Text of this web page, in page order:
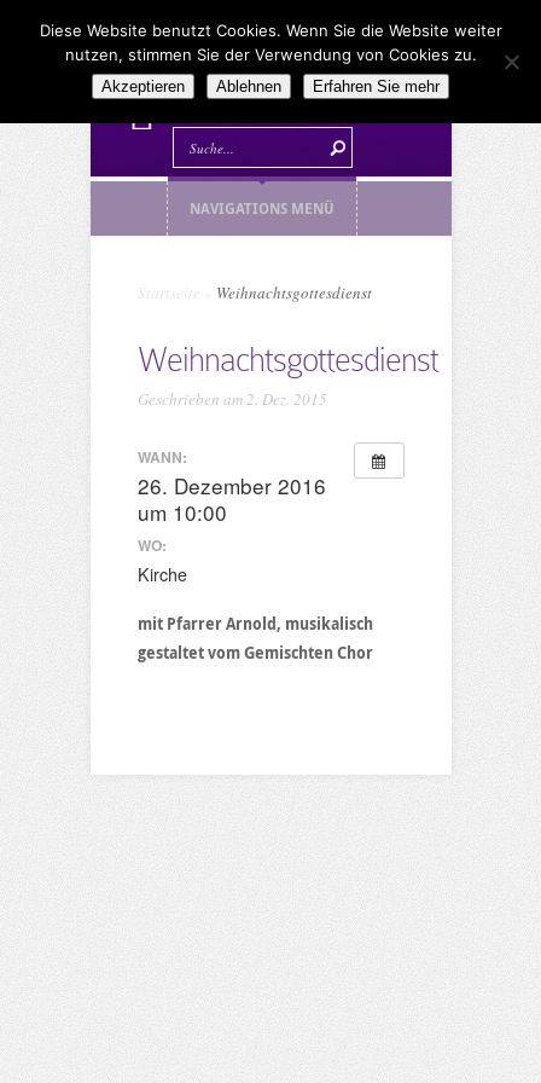
NAVIGATIONS MENÜ
Startseite Weihnachtsgottesdienst
Weihnachtsgottesdienst
Geschrieben am 2. Dez. 2015
WANN:
26. Dezember 2016
um 10:00
WO:
Kirche
mit Pfarrer Arnold, musikalisch
gestaltet vom Gemischten Chor
Diese Website benutzt Cookies. Wenn Sie die Website weiter
nutzen, stimmen Sie der Verwendung von Cookies zu.
Akzeptieren Ablehnen Erfahren Sie mehr